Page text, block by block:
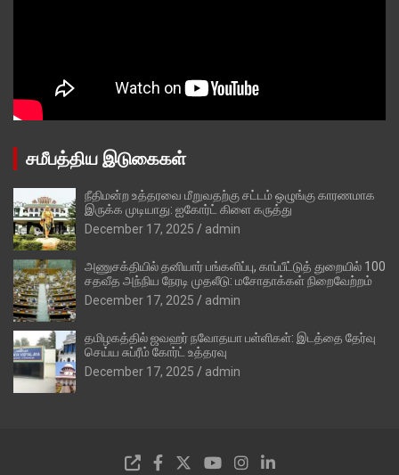
சமீபத்திய இடுகைகள்
நீதிமன்ற உத்தரவை மீறுவதற்கு சட்டம் ஒழுங்கு காரணமாக
இருக்க முடியாது: ஐகோர்ட் கிளை கருத்து
December 17, 2025
admin
அணுசக்தியில் தனியார் பங்களிப்பு, காப்பீட்டுத் துறையில் 100
சதவீத அந்நிய நேரடி முதலீடு: மசோதாக்கள் நிறைவேற்றம்
December 17, 2025
admin
தமிழகத்தில் ஜவஹர் நவோதயா பள்ளிகள்: இடத்தை தேர்வு
செய்ய சுப்ரீம் கோர்ட் உத்தரவு
December 17, 2025
admin